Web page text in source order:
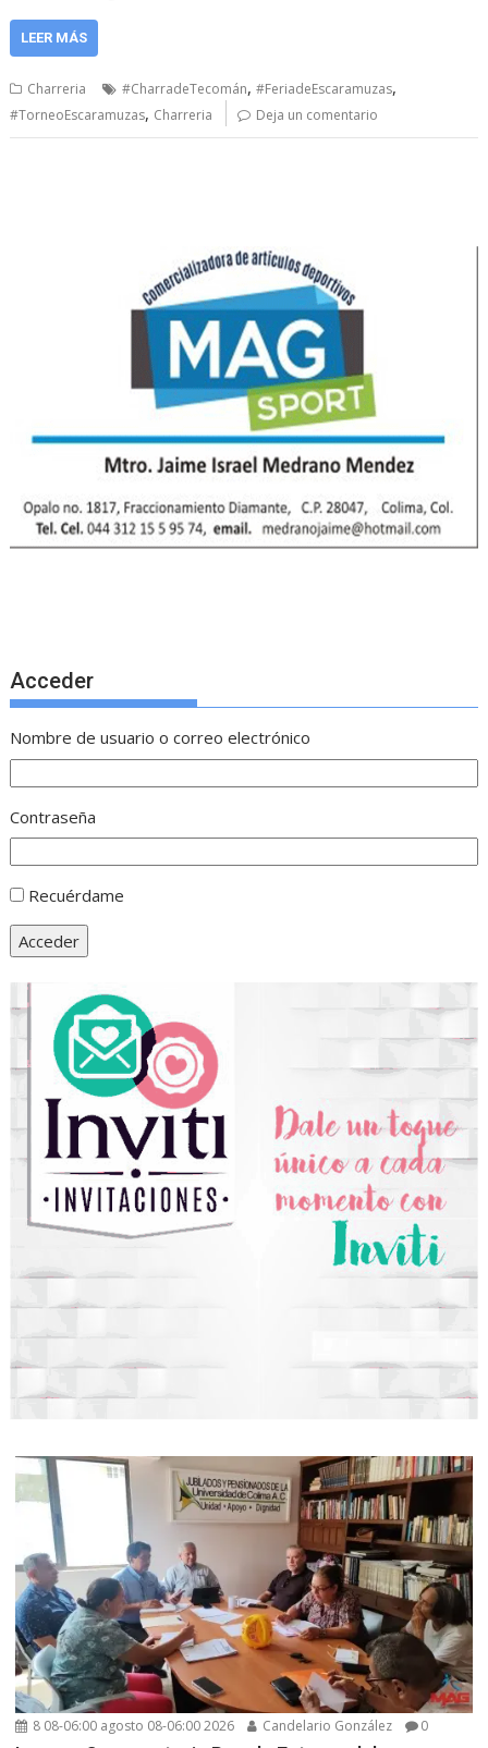
LEER MÁS
Charreria #CharradeTecomán,#FeriadeEscaramuzas,
#TorneoEscaramuzas, Charreria Deja un comentario
Acceder
Nombre de usuario o correo electrónico
Contraseña
Recuérdame
Acceder
8 08-06:00 agosto 08-06:00 2026 Candelario González 0